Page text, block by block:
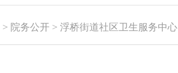
> 院务公开 > 浮桥街道社区卫生服务中心